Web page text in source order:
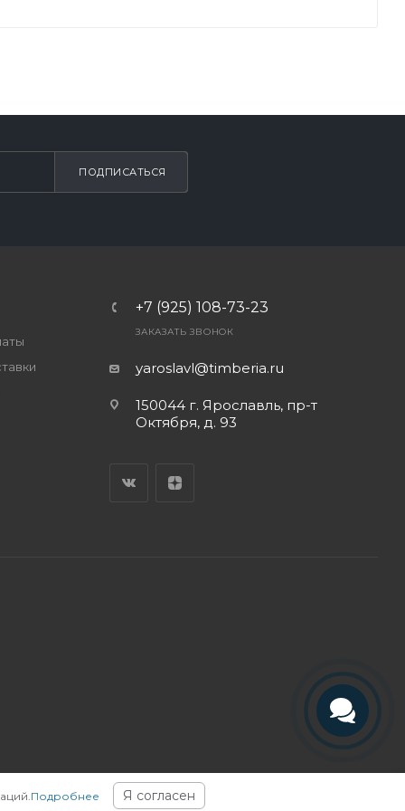
ПОДПИСАТЬСЯ
+7 (925) 108-73-23
ЗАКАЗАТЬ ЗВОНОК
yaroslavl@timberia.ru
150044 г. Ярославль, пр-т
Октября, д. 93
Подробнее Я согласен